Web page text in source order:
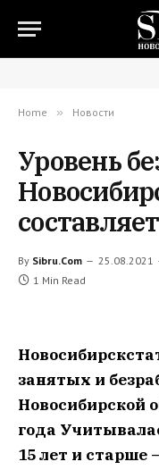
Home » Новости
Уровень
By Sibru.Com 25.08.2021
1 Min Read
занятых и
Новосибирской
года
15 лет и старше